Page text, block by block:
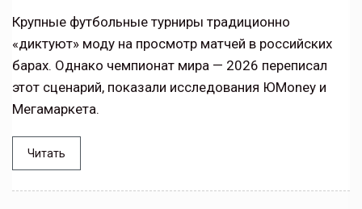
Крупные футбольные турниры традиционно
«диктуют» моду на просмотр матчей в российских
барах. Однако чемпионат мира — 2026 переписал
этот сценарий, показали исследования ЮMoney и
Мегамаркета.
Читать